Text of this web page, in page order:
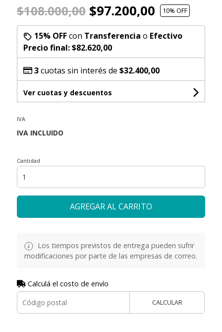
$108.000,00$97.200,00 10% OFF
15% OFFcon Transferencia o Efectivo
Precio final:$82.620,00
3cuotas sin interés de $32.400,00
Ver cuotas y descuentos
IVA
Cantidad
AGREGAR AL CARRITO
Los tiempos previstos de entrega pueden sufrir
modificaciones por parte de las empresas de correo.
Calculá el costo de envío
CALCULAR